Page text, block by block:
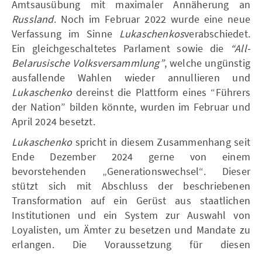
Amtsausübung mit maximaler Annäherung an
Russland. Noch im Februar 2022 wurde eine neue
Verfassung im Sinne Lukaschenkosverabschiedet.
Ein gleichgeschaltetes Parlament sowie die
“All-
Belarusische Volksversammlung”, welche ungünstig
ausfallende Wahlen wieder annullieren und
Lukaschenkodereinst die Plattform eines “Führers
der Nation” bilden könnte, wurden im Februar und
April 2024 besetzt.
Lukaschenkospricht in diesem Zusammenhang seit
Ende Dezember 2024 gerne von einem
bevorstehenden „Generationswechsel“. Dieser
stützt sich mit Abschluss der beschriebenen
Transformation auf ein Gerüst aus staatlichen
Institutionen und ein System zur Auswahl von
Loyalisten, um Ämter zu besetzen und Mandate zu
erlangen. Die Voraussetzung für diesen